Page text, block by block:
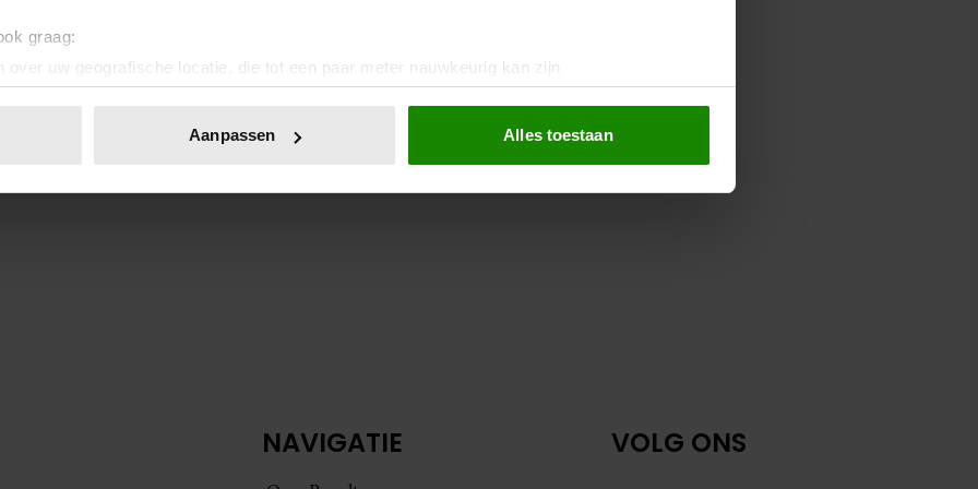
graag:
over uw geografische locatie, die tot een paar meter nauwkeurig kan zijn
door het actief te scannen op specifieke eigenschappen (fingerprinting)
of intrekken in de Cookieverklaring.
Aanpassen Alles toestaan
NAVIGATIE VOLG ONS